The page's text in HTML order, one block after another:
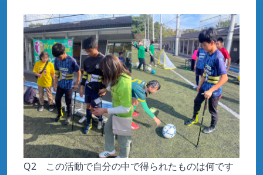
Q2 この活動で自分の中で得られたものは何です